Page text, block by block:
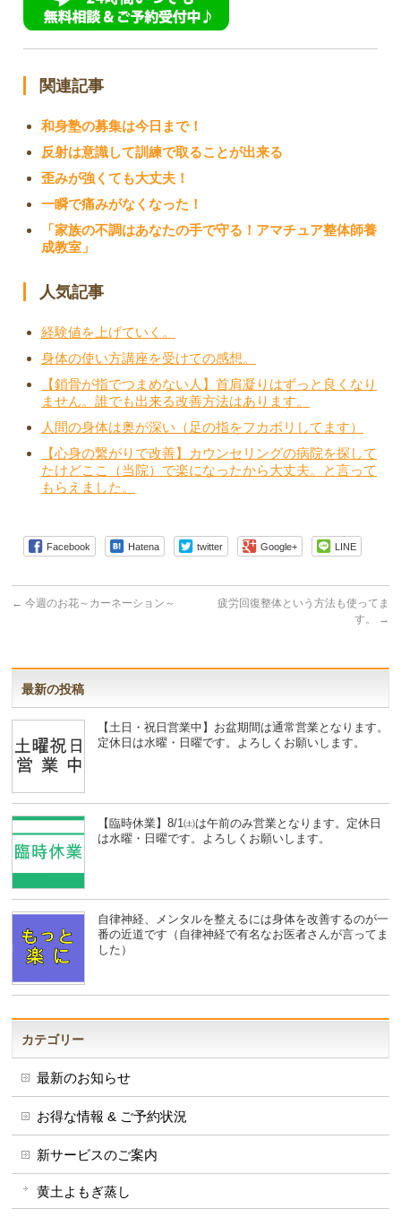
関連記事
和身塾の募集は今日まで！
反射は意識して訓練で取ることが出来る
歪みが強くても大丈夫！
一瞬で痛みがなくなった！
「家族の不調はあなたの手で守る！アマチュア整体師養
成教室」
人気記事
経験値を上げていく。
身体の使い方講座を受けての感想。
【鎖骨が指でつまめない人】首肩凝りはずっと良くなり
ません。誰でも出来る改善方法はあります。
人間の身体は奥が深い（足の指をフカボリしてます）
【心身の繋がりで改善】カウンセリングの病院を探して
たけどここ（当院）で楽になったから大丈夫。と言って
もらえました。
Facebook Hatena twitter Google+ LINE
← 今週のお花～カーネーション～
疲労回復整体という方法も使ってま
す。
→
最新の投稿
【土日・祝日営業中】お盆期間は通常営業となります。
定休日は水曜・日曜です。よろしくお願いします。
【臨時休業】8/1㈯は午前のみ営業となります。定休日
は水曜・日曜です。よろしくお願いします。
自律神経、メンタルを整えるには身体を改善するのが一
番の近道です（自律神経で有名なお医者さんが言ってま
した）
カテゴリー
最新のお知らせ
お得な情報 & ご予約状況
新サービスのご案内
黄土よもぎ蒸し